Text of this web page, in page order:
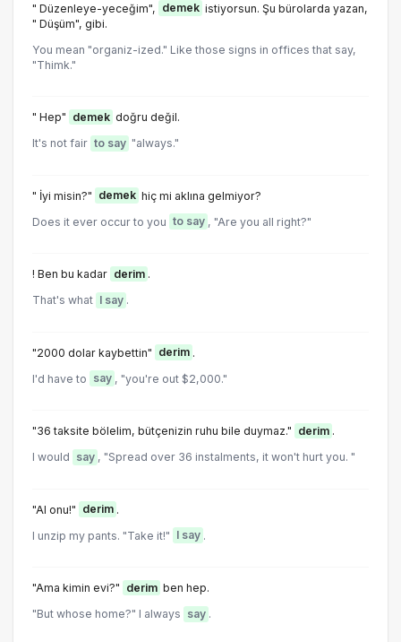
" Düzenleye-yeceğim", demek istiyorsun. Şu bürolarda yazan,
" Düşüm", gibi.
You mean "organiz-ized." Like those signs in offices that say,
"Thimk."
" Hep" demek doğru değil.
It's not fair to say "always."
" İyi misin?" demek hiç mi aklına gelmiyor?
Does it ever occur to you to say , "Are you all right?"
! Ben bu kadar derim .
That's what I say .
"2000 dolar kaybettin" derim .
I'd have to say , "you're out $2,000."
"36 taksite bölelim, bütçenizin ruhu bile duymaz." derim .
I would say , "Spread over 36 instalments, it won't hurt you. "
"Al onu!" derim .
I unzip my pants. "Take it!"
I say .
"Ama kimin evi?" derim ben hep.
"But whose home?" I always say .